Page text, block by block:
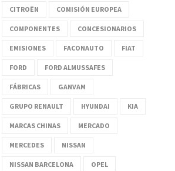
CITROËN COMISIÓN EUROPEA
COMPONENTES CONCESIONARIOS
EMISIONES FACONAUTO FIAT
FORD FORD ALMUSSAFES
FÁBRICAS GANVAM
GRUPO RENAULT HYUNDAI KIA
MARCAS CHINAS MERCADO
MERCEDES NISSAN
NISSAN BARCELONA OPEL